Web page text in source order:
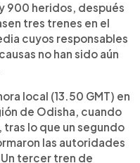
900 heridos, después
tres trenes en el
cuyos responsables
no han sido aún
local (13.50 GMT) en
de Odisha, cuando
lo que un segundo
las autoridades
tercer tren de